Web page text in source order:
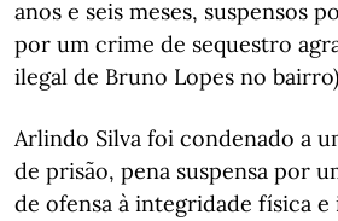
anos e seis meses, suspensos
por um crime de sequestro
ilegal de Bruno Lopes no
Arlindo Silva foi condenado a
de prisão, pena suspensa por
de ofensa à integridade física